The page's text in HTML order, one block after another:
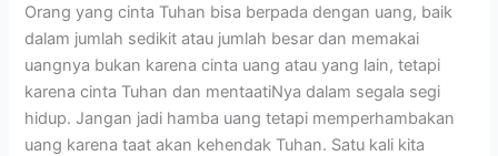
Orang yang cinta Tuhan bisa berpada dengan uang, baik
dalam jumlah sedikit atau jumlah besar dan memakai
uangnya bukan karena cinta uang atau yang lain, tetapi
karena cinta Tuhan dan mentaatiNya dalam segala segi
hidup. Jangan jadi hamba uang tetapi memperhambakan
uang karena taat akan kehendak Tuhan. Satu kali kita